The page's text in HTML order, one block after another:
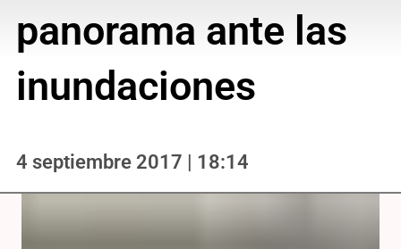
panorama ante las
inundaciones
4 septiembre 2017 | 18:14